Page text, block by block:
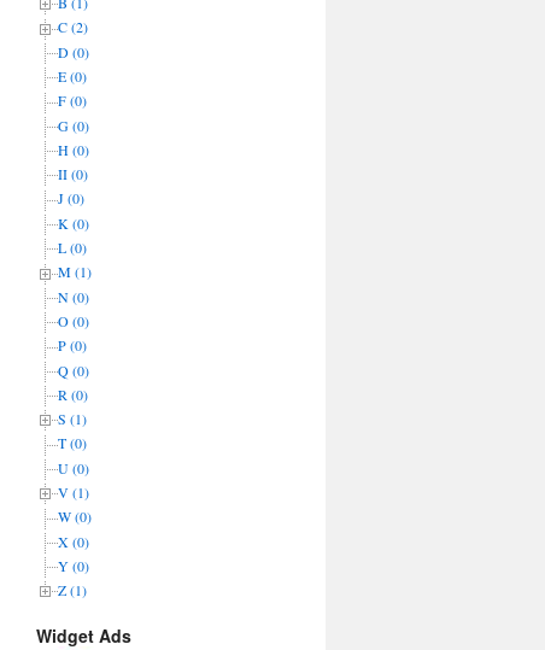
C (2)
D (0)
E (0)
F (0)
G (0)
H (0)
II (0)
J (0)
K (0)
L (0)
M (1)
N (0)
O (0)
P (0)
Q (0)
R (0)
S (1)
T (0)
U (0)
V (1)
W (0)
X (0)
Y (0)
Z (1)
Widget Ads